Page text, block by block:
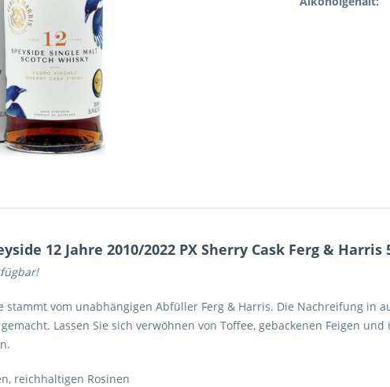
12 Jahre 2010/2022 PX Sherry Cask Ferg & Harris
stammt vom unabhängigen Abfüller Ferg & Harris. Die Nachreifung in
Lassen Sie sich verwöhnen von Toffee, gebackenen Feigen
reichhaltigen Rosinen